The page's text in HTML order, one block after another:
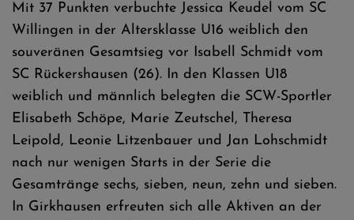
Mit 37 Punkten verbuchte Jessica Keudel vom SC
Willingen in der Altersklasse U16 weiblich den
souveränen Gesamtsieg vor Isabell Schmidt vom
SC Rückershausen (26). In den Klassen U18
weiblich und männlich belegten die SCW-Sportler
Elisabeth Schöpe, Marie Zeutschel, Theresa
Leipold, Leonie Litzenbauer und Jan Lohschmidt
nach nur wenigen Starts in der Serie die
Gesamtränge sechs, sieben, neun, zehn und sieben.
In Girkhausen erfreuten sich alle Aktiven an der